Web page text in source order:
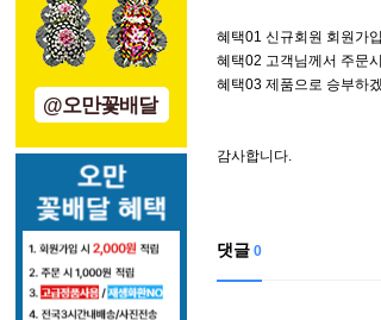
@오만꽃배달
혜택01 신규회원 회원가
혜택02 고객님께서 주문
혜택03 제품으로 승부하
감사합니다.
댓글 0